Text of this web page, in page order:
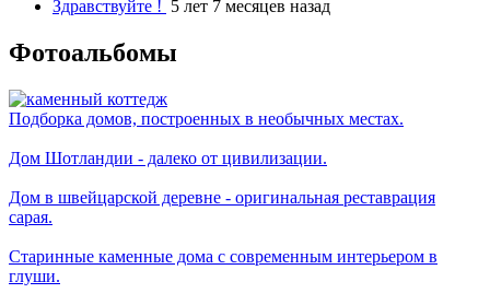
Здравствуйте ! 5 лет 7 месяцев назад
Фотоальбомы
Подборка домов, построенных в необычных местах.
Дом Шотландии - далеко от цивилизации.
Дом в швейцарской деревне - оригинальная реставрация
сарая.
Старинные каменные дома с современным интерьером в
глуши.